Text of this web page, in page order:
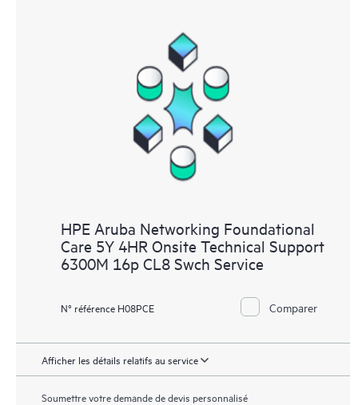
HPE Aruba Networking Foundational
Care 5Y 4HR Onsite Technical Support
6300M 16p CL8 Swch Service
N° référence H08PCE Comparer
Afficher les détails relatifs au service
Soumettre votre demande de devis personnalisé